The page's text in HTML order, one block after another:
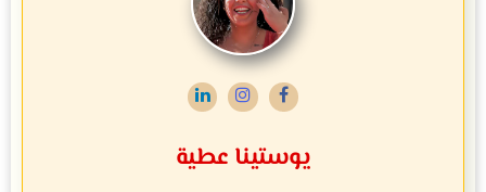
يوستينا عطية